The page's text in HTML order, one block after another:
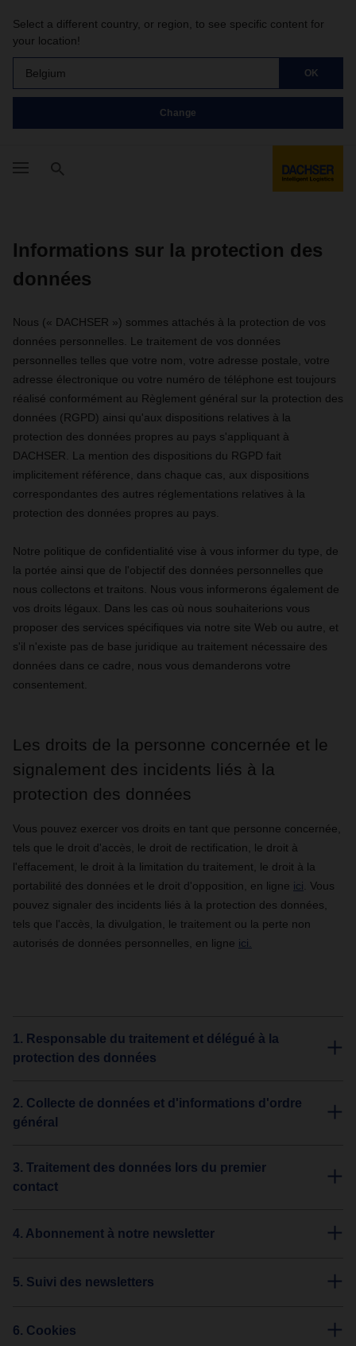
Select a different country, or region, to see specific content for
your location!
Belgium OK
Change
Informations sur la protection des
données
Nous (« DACHSER ») sommes attachés à la protection de vos
données personnelles. Le traitement de vos données
personnelles telles que votre nom, votre adresse postale, votre
adresse électronique ou votre numéro de téléphone est toujours
réalisé conformément au Règlement général sur la protection des
données (RGPD) ainsi qu'aux dispositions relatives à la
protection des données propres au pays s'appliquant à
DACHSER. La mention des dispositions du RGPD fait
implicitement référence, dans chaque cas, aux dispositions
correspondantes des autres réglementations relatives à la
protection des données propres au pays.
Notre politique de confidentialité vise à vous informer du type, de
la portée ainsi que de l'objectif des données personnelles que
nous collectons et traitons. Nous vous informerons également de
vos droits légaux. Dans les cas où nous souhaiterions vous
proposer des services spécifiques via notre site Web ou autre, et
s'il n'existe pas de base juridique au traitement nécessaire des
données dans ce cadre, nous vous demanderons votre
consentement.
Les droits de la personne concernée et le
signalement des incidents liés à la
protection des données
Vous pouvez exercer vos droits en tant que personne concernée,
tels que le droit d'accès, le droit de rectification, le droit à
l'effacement, le droit à la limitation du traitement, le droit à la
portabilité des données et le droit d'opposition, en ligne ici . Vous
pouvez signaler des incidents liés à la protection des données,
tels que l'accès, la divulgation, le traitement ou la perte non
autorisés de données personnelles, en ligne ici.
1. Responsable du traitement et délégué à la
protection des données
2. Collecte de données et d'informations d'ordre
général
3. Traitement des données lors du premier
contact
4. Abonnement à notre newsletter
5. Suivi des newsletters
6. Cookies